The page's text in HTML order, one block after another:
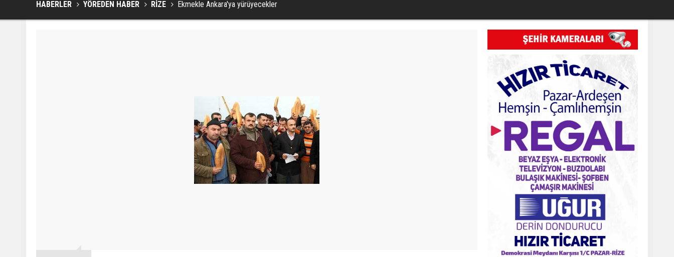
HABERLER YÖREDEN HABER RİZE Ekmekle Ankara'ya yürüyecekler